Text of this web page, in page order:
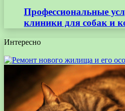
Профессиональные
клиники для собак и
Интересно